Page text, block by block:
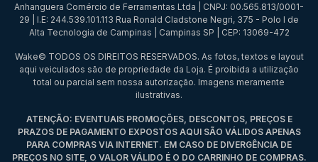
Anhanguera Comércio de Ferramentas Ltda | CNPJ: 00.565.813/0001-
29 | I.E: 244.539.101.113 Rua Ronald Cladstone Negri, 375 - Polo I de
Alta Tecnologia de Campinas | Campinas SP | CEP: 13069-472
Wake© TODOS OS DIREITOS RESERVADOS. As fotos, textos e layout
aqui veiculados são de propriedade da Loja. É proibida a utilização
total ou parcial sem nossa autorização. Imagens meramente
ilustrativas.
ATENÇÃO: EVENTUAIS PROMOÇÕES, DESCONTOS, PREÇOS E
PRAZOS DE PAGAMENTO EXPOSTOS AQUI SÃO VÁLIDOS APENAS
PARA COMPRAS VIA INTERNET. EM CASO DE DIVERGÊNCIA DE
PREÇOS NO SITE, O VALOR VÁLIDO É O DO CARRINHO DE COMPRAS.